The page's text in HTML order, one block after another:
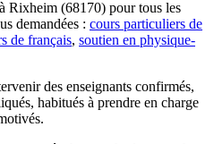
Rixheim (68170) pour tous les
demandées : cours particuliers de
de français, soutien en physique-
des enseignants confirmés,
habitués à prendre en charge